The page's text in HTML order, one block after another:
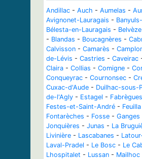
Andillac - Auch - Aumelas -
Avignonet-Lauragais -
Bélesta-en-Lauragais - Belvèze
- Blandas - Boucagnères -
Calvisson - Camarès -
de-Lévis - Castries - Caveirac
Claira - Collias - Comigne -
Conqueyrac - Cournonsec -
Cuxac-d'Aude - Duilhac-sous-
de-l'Agly - Estagel - Fabrègues
Festes-et-Saint-André - Feuilla
Fontarèches - Fosse - Ganges
Jonquières - Junas - La
Livinière - Lascabanes -
Laval-Pradel - Le Bosc - Le
Lhospitalet - Lussan - Mailhoc